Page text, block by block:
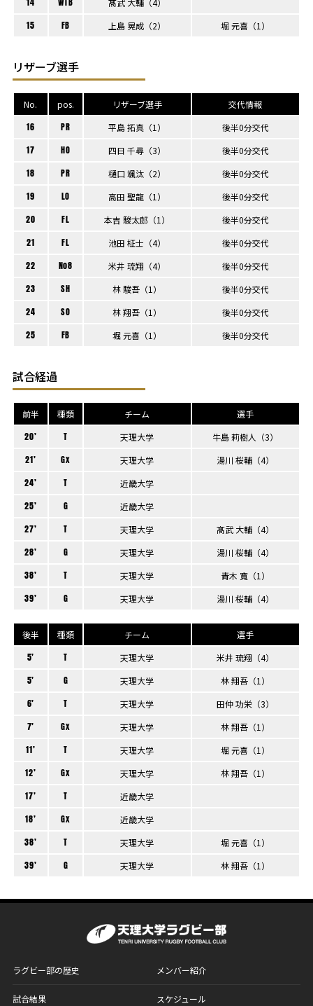
髙武 大輔（4）
15 FB 上島 晃成（2） 堀 元喜（1）
リザーブ選手
No. pos. リザーブ選手 交代情報
16 PR 平島 拓真（1） 後半0分交代
17 HO 四日 千尋（3） 後半0分交代
18 PR 樋口 颯汰（2） 後半0分交代
19 LO 高田 聖龍（1） 後半0分交代
20 FL 本吉 駿太郎（1） 後半0分交代
21 FL 池田 柾士（4） 後半0分交代
22 No8 米井 琉翔（4） 後半0分交代
23 SH 林 駿吾（1） 後半0分交代
24 SO 林 翔吾（1） 後半0分交代
25 FB 堀 元喜（1） 後半0分交代
試合経過
前半 種類 チーム 選手
20’ T 天理大学 牛島 莉樹人（3）
21’ Gx 天理大学 湯川 桜輔（4）
24’ T 近畿大学
25’ G 近畿大学
27’ T 天理大学 髙武 大輔（4）
28’ G 天理大学 湯川 桜輔（4）
38’ T 天理大学 青木 寬（1）
39’ G 天理大学 湯川 桜輔（4）
後半 種類 チーム 選手
5’ T 天理大学 米井 琉翔（4）
5’ G 天理大学 林 翔吾（1）
6’ T 天理大学 田仲 功栄（3）
7’ Gx 天理大学 林 翔吾（1）
11’ T 天理大学 堀 元喜（1）
12’ Gx 天理大学 林 翔吾（1）
17’ T 近畿大学
18’ Gx 近畿大学
38’ T 天理大学 堀 元喜（1）
39’ G 天理大学 林 翔吾（1）
ラグビー部の歴史 メンバー紹介
試合結果 スケジュール